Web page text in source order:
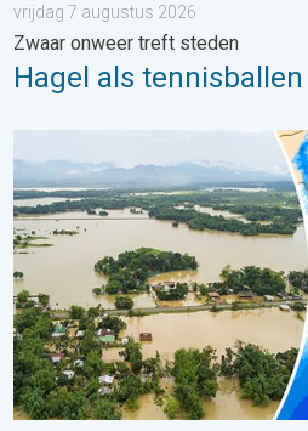
vrijdag 7 augustus 2026
Zwaar onweer treft steden
Hagel als
Overstromingen in delen van